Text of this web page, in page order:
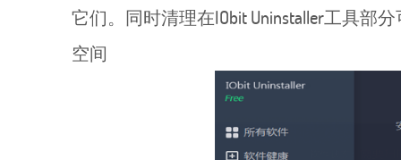
它们。同时清理在IObit Uninstaller工具部
空间